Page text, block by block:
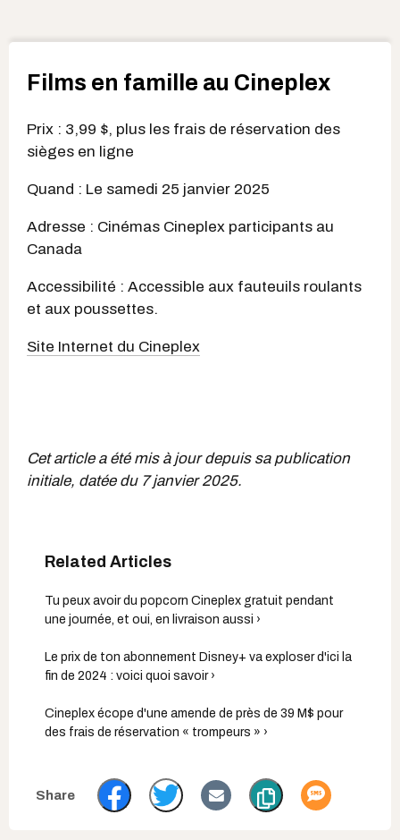
Films en famille au Cineplex
Prix : 3,99 $, plus les frais de réservation des
sièges en ligne
Quand : Le samedi 25 janvier 2025
Adresse : Cinémas Cineplex participants au
Canada
Accessibilité : Accessible aux fauteuils roulants
et aux poussettes.
Site Internet du Cineplex
Cet article a été mis à jour depuis sa publication
initiale, datée du 7 janvier 2025.
Tu peux avoir du popcorn Cineplex gratuit pendant
une journée, et oui, en livraison aussi ›
Le prix de ton abonnement Disney+ va exploser d'ici la
fin de 2024 : voici quoi savoir ›
Cineplex écope d'une amende de près de 39 M$ pour
des frais de réservation « trompeurs » ›